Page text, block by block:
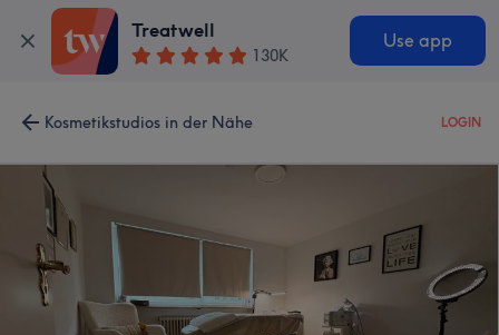
Treatwell
130K
Use app
Kosmetikstudios in der Nähe LOGIN